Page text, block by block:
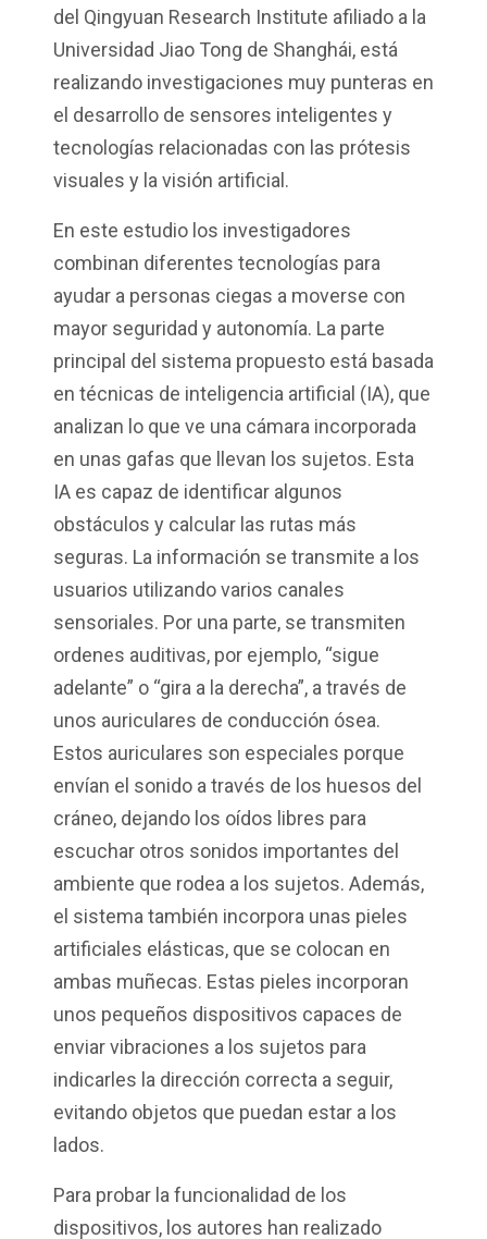
del Qingyuan Research Institute afiliado a la
Universidad Jiao Tong de Shanghái, está
realizando investigaciones muy punteras en
el desarrollo de sensores inteligentes y
tecnologías relacionadas con las prótesis
visuales y la visión artificial.
En este estudio los investigadores
combinan diferentes tecnologías para
ayudar a personas ciegas a moverse con
mayor seguridad y autonomía. La parte
principal del sistema propuesto está basada
en técnicas de inteligencia artificial (IA), que
analizan lo que ve una cámara incorporada
en unas gafas que llevan los sujetos. Esta
IA es capaz de identificar algunos
obstáculos y calcular las rutas más
seguras. La información se transmite a los
usuarios utilizando varios canales
sensoriales. Por una parte, se transmiten
ordenes auditivas, por ejemplo, “sigue
adelante” o “gira a la derecha”, a través de
unos auriculares de conducción ósea.
Estos auriculares son especiales porque
envían el sonido a través de los huesos del
cráneo, dejando los oídos libres para
escuchar otros sonidos importantes del
ambiente que rodea a los sujetos. Además,
el sistema también incorpora unas pieles
artificiales elásticas, que se colocan en
ambas muñecas. Estas pieles incorporan
unos pequeños dispositivos capaces de
enviar vibraciones a los sujetos para
indicarles la dirección correcta a seguir,
evitando objetos que puedan estar a los
lados.
Para probar la funcionalidad de los
dispositivos, los autores han realizado